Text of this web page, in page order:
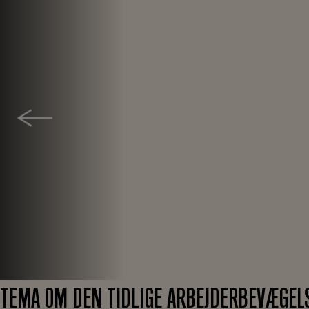
TEMA OM DEN TIDLIGE